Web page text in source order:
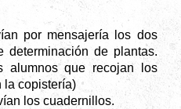
por mensajería los dos
determinación de plantas.
alumnos que recojan los
la copistería)
los cuadernillos.